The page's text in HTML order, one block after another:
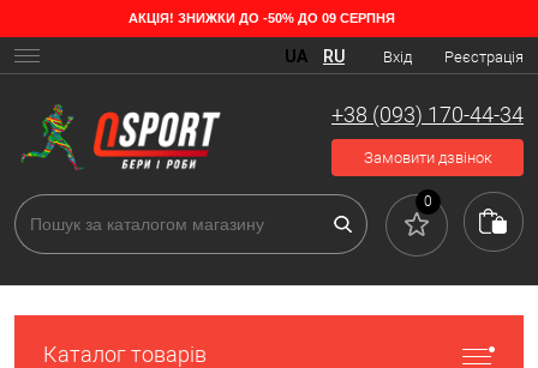
АКЦІЯ! ЗНИЖКИ ДО -50% ДО 09 СЕРПНЯ
Вхід Реєстрація
UA RU
+38 (093) 170-44-34
Замовити дзвінок
0
Каталог товарів